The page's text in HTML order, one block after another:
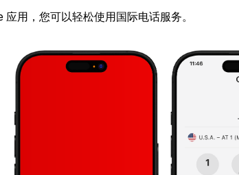
应用，您可以轻松使用国际电话服务。